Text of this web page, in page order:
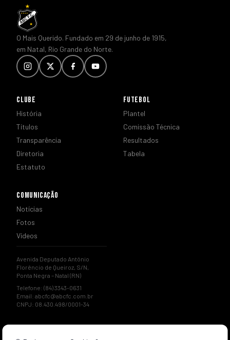
O Mais Querido. Fundado em 29 de junho de 1915,
em Natal, Rio Grande do Norte.
CLUBE
História
Títulos
Transparência
Diretoria
Estatuto
FUTEBOL
Plantel
Comissão Técnica
Resultados
Tabela
COMUNICAÇÃO
Notícias
Fotos
Vídeos
Avenida Deputado Antônio
Florêncio de Queiroz, S/N,
Ponta Negra – Natal (RN)
Telefone: (84) 3343-0631
Email: abcfc@abcfc.com.br
CNPJ: 08.430.498/0001-34